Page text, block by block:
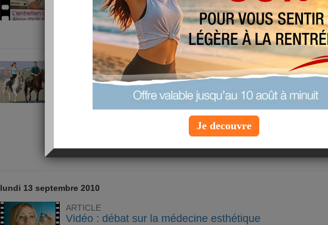
grossesse.Lire
Article Grossesse
ARTICLE
Faites des promenades en plein air !
Balades équestres,promenadesbucoliques au milieu des feuilles
mordorées : l'automne peut aussi être une saison de sorties en plein
air! Même avec un pull, ce ne sont pas les choix d'escapades qui
Article Minceur
lundi 13 septembre 2010
ARTICLE
Vidéo : débat sur la médecine esthétique
Je decouvre